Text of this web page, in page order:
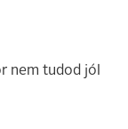
nem tudod jól